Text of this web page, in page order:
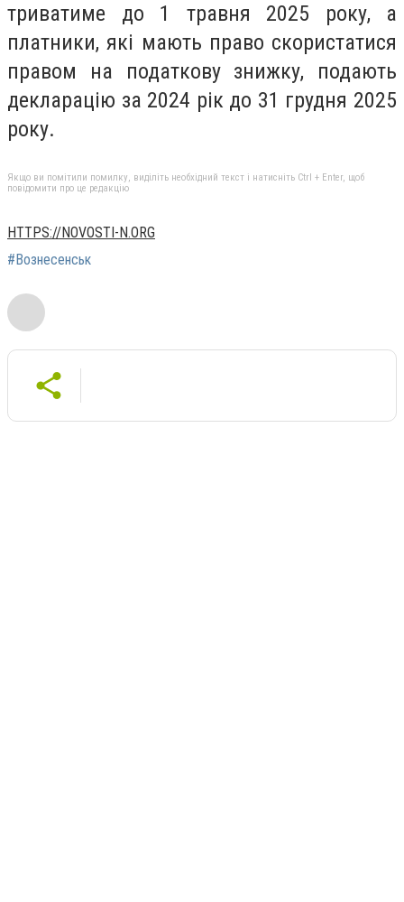
триватиме до 1 травня 2025 року, а
платники, які мають право скористатися
правом на податкову знижку, подають
декларацію за 2024 рік до 31 грудня 2025
року.
Якщо ви помітили помилку, виділіть необхідний текст і натисніть Ctrl + Enter, щоб
повідомити про це редакцію
HTTPS://NOVOSTI-N.ORG
#Вознесенськ